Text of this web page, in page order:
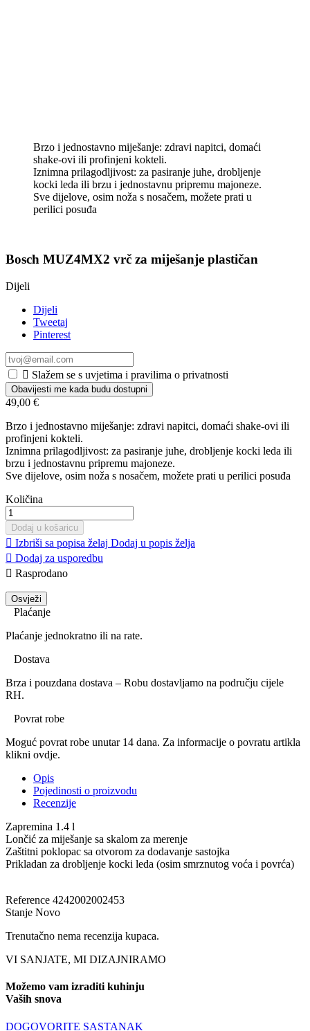
Brzo i jednostavno miješanje: zdravi napitci, domaći
shake-ovi ili profinjeni kokteli.
Iznimna prilagodljivost: za pasiranje juhe, drobljenje
kocki leda ili brzu i jednostavnu pripremu majoneze.
Sve dijelove, osim noža s nosačem, možete prati u
perilici posuđa
Bosch MUZ4MX2 vrč za miješanje plastičan
Dijeli
Dijeli
Tweetaj
Pinterest
 Slažem se s uvjetima i pravilima o privatnosti
Obavijesti me kada budu dostupni
49,00 €
Brzo i jednostavno miješanje: zdravi napitci, domaći shake-ovi ili
profinjeni kokteli.
Iznimna prilagodljivost: za pasiranje juhe, drobljenje kocki leda ili
brzu i jednostavnu pripremu majoneze.
Sve dijelove, osim noža s nosačem, možete prati u perilici posuđa
Količina
Dodaj u košaricu
 Izbriši sa popisa želaj Dodaj u popis želja
 Dodaj za usporedbu
 Rasprodano
Plaćanje
Plaćanje jednokratno ili na rate.
Dostava
Brza i pouzdana dostava – Robu dostavljamo na području cijele
RH.
Povrat robe
Moguć povrat robe unutar 14 dana. Za informacije o povratu artikla
klikni ovdje.
Opis
Pojedinosti o proizvodu
Recenzije
Zapremina 1.4 l
Lončić za miješanje sa skalom za merenje
Zaštitni poklopac sa otvorom za dodavanje sastojka
Prikladan za drobljenje kocki leda (osim smrznutog voća i povrća)
Reference 4242002002453
Stanje Novo
Trenutačno nema recenzija kupaca.
VI SANJATE, MI DIZAJNIRAMO
Možemo vam izraditi kuhinju
Vaših snova
DOGOVORITE SASTANAK